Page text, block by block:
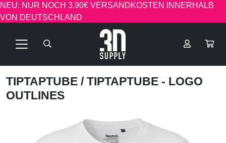
NEU: NUR NOCH 3.90€ VERSANDKOSTEN INNERHALB
VON DEUTSCHLAND
TIPTAPTUBE / TIPTAPTUBE - LOGO
OUTLINES